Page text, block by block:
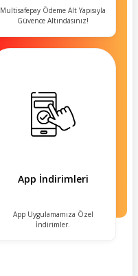
Multisafepay Ödeme Alt Yapısıyla
Güvence Altındasınız!
App İndirimleri
App Uygulamamıza Özel
İndirimler.